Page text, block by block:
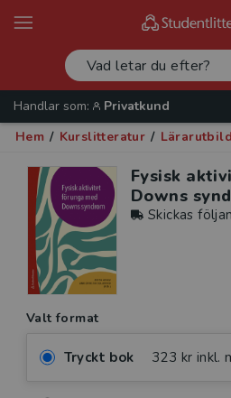
Handlar som:
Privatkund
Hem / Kurslitteratur /
Fysisk
Downs
Skickas
Valt format
Tryckt bok 323 kr inkl.